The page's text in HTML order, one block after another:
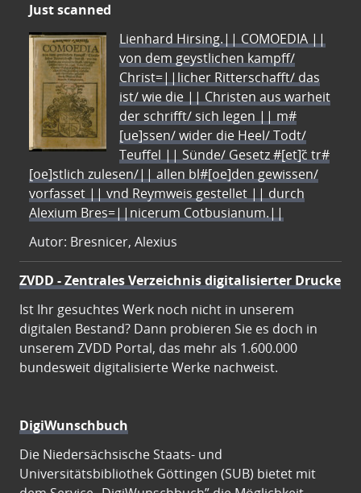
Just scanned
Lienhard Hirsing.|| COMOEDIA ||
von dem geystlichen kampff/
Christ=||licher Ritterschafft/ das
ist/ wie die || Christen aus warheit
der schrifft/ sich legen || m#
[ue]ssen/ wider die Heel/ Todt/
Teuffel || Sünde/ Gesetz #[et]c̃ tr#
[oe]stlich zulesen/|| allen bl#[oe]den gewissen/
vorfasset || vnd Reymweis gestellet || durch
Alexium Bres=||nicerum Cotbusianum.||
Autor: Bresnicer, Alexius
ZVDD - Zentrales Verzeichnis digitalisierter Drucke
Ist Ihr gesuchtes Werk noch nicht in unserem
digitalen Bestand? Dann probieren Sie es doch in
unserem ZVDD Portal, das mehr als 1.600.000
bundesweit digitalisierte Werke nachweist.
DigiWunschbuch
Die Niedersächsische Staats- und
Universitätsbibliothek Göttingen (SUB) bietet mit